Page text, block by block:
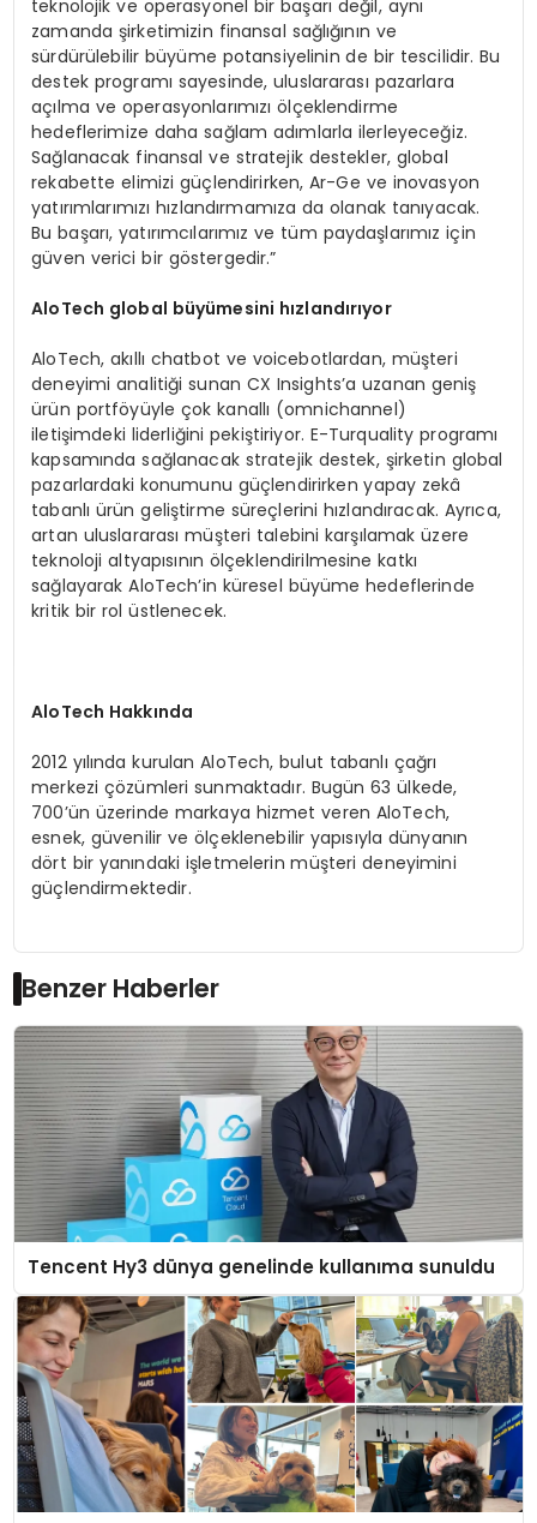
teknolojik ve operasyonel bir başarı değil, aynı
zamanda şirketimizin finansal sağlığının ve
sürdürülebilir büyüme potansiyelinin de bir tescilidir. Bu
destek programı sayesinde, uluslararası pazarlara
açılma ve operasyonlarımızı ölçeklendirme
hedeflerimize daha sağlam adımlarla ilerleyeceğiz.
Sağlanacak finansal ve stratejik destekler, global
rekabette elimizi güçlendirirken, Ar-Ge ve inovasyon
yatırımlarımızı hızlandırmamıza da olanak tanıyacak.
Bu başarı, yatırımcılarımız ve tüm paydaşlarımız için
güven verici bir göstergedir.”
AloTech global büyümesini hızlandırıyor
AloTech, akıllı chatbot ve voicebotlardan, müşteri
deneyimi analitiği sunan CX Insights’a uzanan geniş
ürün portföyüyle çok kanallı (omnichannel)
iletişimdeki liderliğini pekiştiriyor. E-Turquality programı
kapsamında sağlanacak stratejik destek, şirketin global
pazarlardaki konumunu güçlendirirken yapay zekâ
tabanlı ürün geliştirme süreçlerini hızlandıracak. Ayrıca,
artan uluslararası müşteri talebini karşılamak üzere
teknoloji altyapısının ölçeklendirilmesine katkı
sağlayarak AloTech’in küresel büyüme hedeflerinde
kritik bir rol üstlenecek.
AloTech Hakkında
2012 yılında kurulan AloTech, bulut tabanlı çağrı
merkezi çözümleri sunmaktadır. Bugün 63 ülkede,
700’ün üzerinde markaya hizmet veren AloTech,
esnek, güvenilir ve ölçeklenebilir yapısıyla dünyanın
dört bir yanındaki işletmelerin müşteri deneyimini
güçlendirmektedir.
Benzer Haberler
Tencent Hy3 dünya genelinde kullanıma sunuldu